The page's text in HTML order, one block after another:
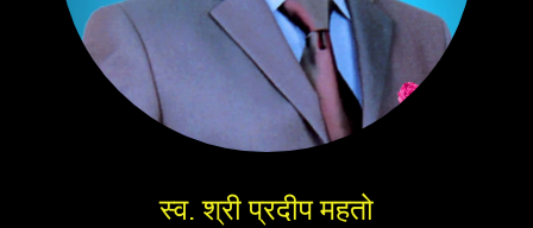
स्व. श्री प्रदीप महतो